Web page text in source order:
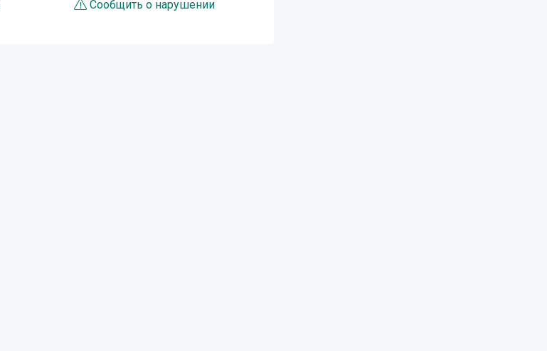
Сообщить о нарушении